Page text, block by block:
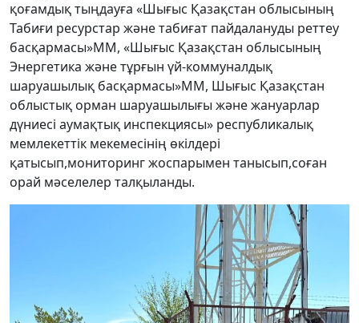
қоғамдық тыңдауға «Шығыс Қазақстан облысының
Табиғи ресурстар және табиғат пайдалануды реттеу
басқармасы»ММ, «Шығыс Қазақстан облысының
Энергетика және тұрғын үй-коммуналдық
шаруашылық басқармасы»ММ, Шығыс Қазақстан
облыстық орман шаруашылығы және жануарлар
дүниесі аумақтық инспекциясы» республикалық
мемлекеттік мекемесінің өкілдері
қатысып,мониторинг жоспарымен танысып,соған
орай мәселелер талқыланды.